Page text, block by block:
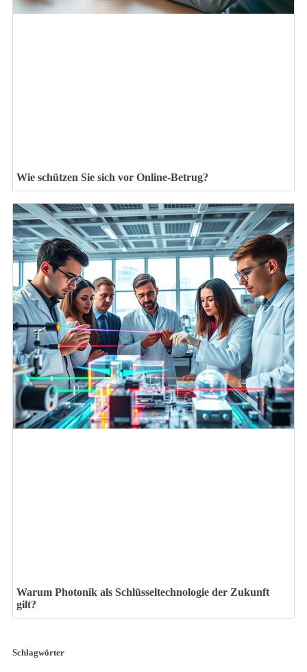
Wie schützen Sie sich vor Online-Betrug?
Warum Photonik als Schlüsseltechnologie der Zukunft
gilt?
Schlagwörter